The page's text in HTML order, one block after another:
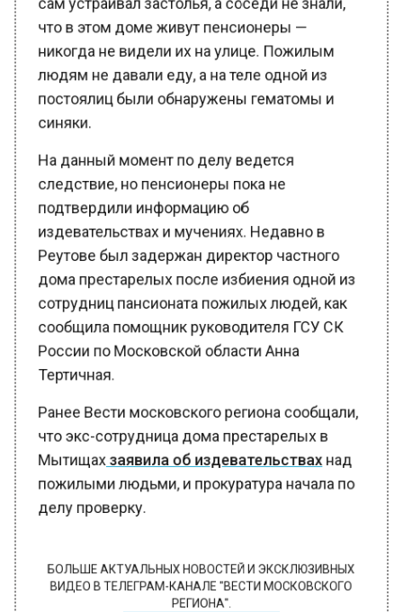
что в этом доме живут пенсионеры —
никогда не видели их на улице. Пожилым
людям не давали еду, а на теле одной из
постоялиц были обнаружены гематомы и
синяки.
На данный момент по делу ведется
следствие, но пенсионеры пока не
подтвердили информацию об
издевательствах и мучениях. Недавно в
Реутове был задержан директор частного
дома престарелых после избиения одной из
сотрудниц пансионата пожилых людей, как
сообщила помощник руководителя ГСУ СК
России по Московской области Анна
Тертичная.
Ранее Вести московского региона сообщали,
что экс-сотрудница дома престарелых в
Мытищахзаявила об издевательствахнад
пожилыми людьми, и прокуратура начала по
делу проверку.
БОЛЬШЕ АКТУАЛЬНЫХ НОВОСТЕЙ И ЭКСКЛЮЗИВНЫХ
ВИДЕО В ТЕЛЕГРАМ-КАНАЛЕ "ВЕСТИ МОСКОВСКОГО